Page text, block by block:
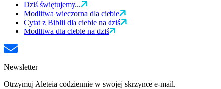
Dziś świętujemy...
Modlitwa wieczorna dla ciebie
Cytat z Biblii dla ciebie na dziś
Modlitwa dla ciebie na dziś
Newsletter
Otrzymuj Aleteia codziennie w swojej skrzynce e-mail.